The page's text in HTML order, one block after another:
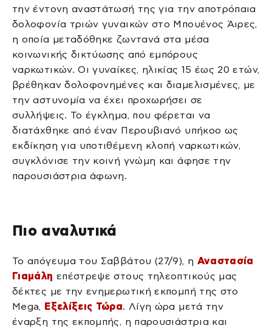
την έντονη αναστάτωσή της για την αποτρόπαια
δολοφονία τριών γυναικών στο Μπουένος Άιρες,
η οποία μεταδόθηκε ζωντανά στα μέσα
κοινωνικής δικτύωσης από εμπόρους
ναρκωτικών. Οι γυναίκες, ηλικίας 15 έως 20 ετών,
βρέθηκαν δολοφονημένες και διαμελισμένες, με
την αστυνομία να έχει προχωρήσει σε
συλλήψεις. Το έγκλημα, που φέρεται να
διατάχθηκε από έναν Περουβιανό υπήκοο ως
εκδίκηση για υποτιθέμενη κλοπή ναρκωτικών,
συγκλόνισε την κοινή γνώμη και άφησε την
παρουσιάστρια άφωνη.
Πιο αναλυτικά
Το απόγευμα του Σαββάτου (27/9), η Αναστασία
Γιαμάλη επέστρεψε στους τηλεοπτικούς μας
δέκτες με την ενημερωτική εκπομπή της στο
Mega, Εξελίξεις Τώρα. Λίγη ώρα μετά την
έναρξη της εκπομπής, η παρουσιάστρια και